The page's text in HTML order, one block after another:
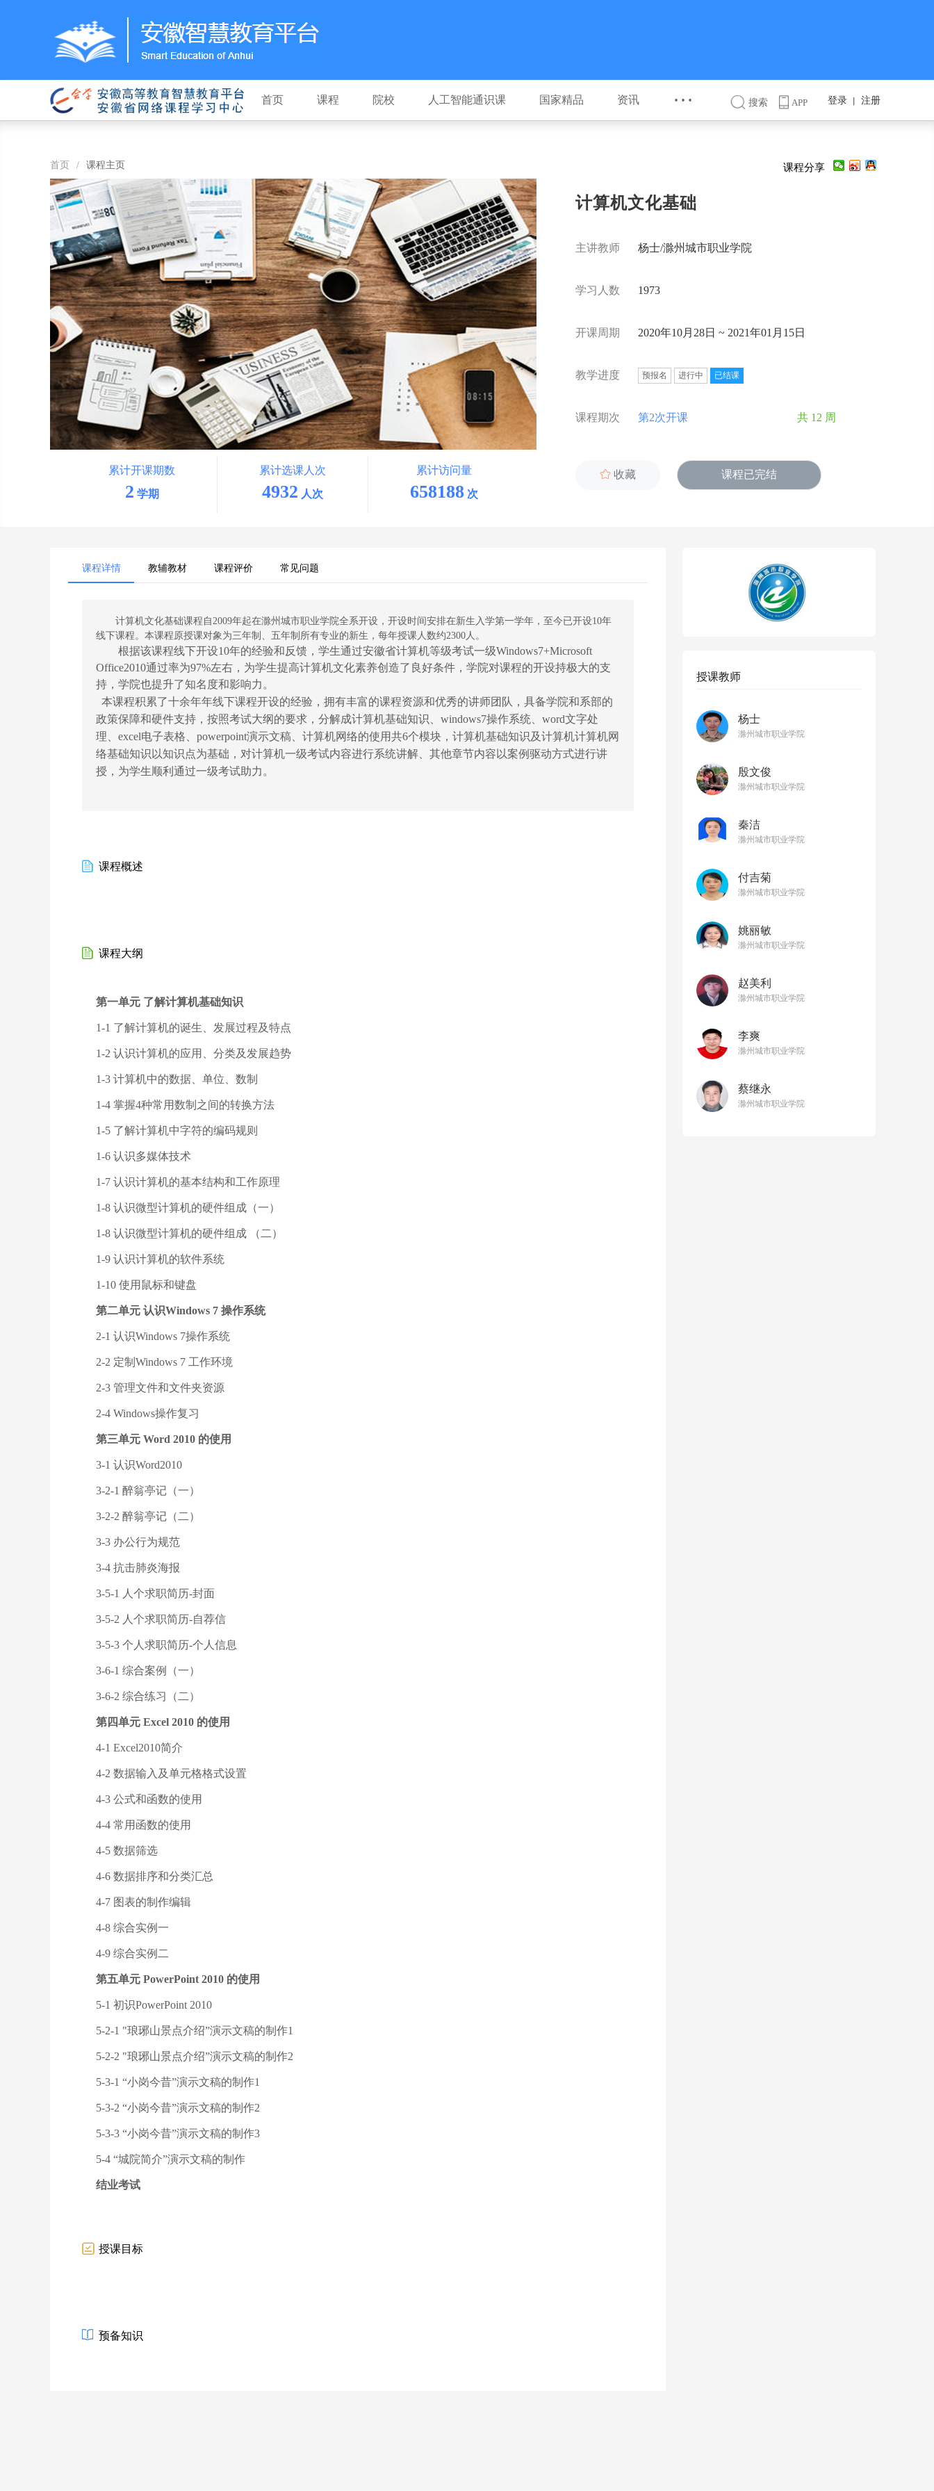
首页 课程 院校 人工智能通识课 国家精品 资讯 ··· 搜索 APP 登录 注册
首页 / 课程主页
累计开课期数
2 学期
累计选课人次
4932 人次
累计访问量
658188 次
课程分享
计算机文化基础
主讲教师 杨士/滁州城市职业学院
学习人数 1973
开课周期 2020年10月28日 ~ 2021年01月15日
教学进度 预报名 进行中 已结课
课程期次 第2次开课 共 12 周
 收藏 课程已完结
课程详情 教辅教材 课程评价 常见问题
计算机文化基础课程自2009年起在滁州城市职业学院全系开设，开设时间安排在新生入学第一学年，至今已开设10年
线下课程。本课程原授课对象为三年制、五年制所有专业的新生，每年授课人数约2300人。
根据该课程线下开设10年的经验和反馈，学生通过安徽省计算机等级考试一级Windows7+Microsoft
Office2010通过率为97%左右，为学生提高计算机文化素养创造了良好条件，学院对课程的开设持极大的支
持，学院也提升了知名度和影响力。
本课程积累了十余年年线下课程开设的经验，拥有丰富的课程资源和优秀的讲师团队，具备学院和系部的
政策保障和硬件支持，按照考试大纲的要求，分解成计算机基础知识、windows7操作系统、word文字处
理、excel电子表格、powerpoint演示文稿、计算机网络的使用共6个模块，计算机基础知识及计算机计算机网
络基础知识以知识点为基础，对计算机一级考试内容进行系统讲解、其他章节内容以案例驱动方式进行讲
授，为学生顺利通过一级考试助力。
课程概述
课程大纲
第一单元 了解计算机基础知识
1-1 了解计算机的诞生、发展过程及特点
1-2 认识计算机的应用、分类及发展趋势
1-3 计算机中的数据、单位、数制
1-4 掌握4种常用数制之间的转换方法
1-5 了解计算机中字符的编码规则
1-6 认识多媒体技术
1-7 认识计算机的基本结构和工作原理
1-8 认识微型计算机的硬件组成（一）
1-8 认识微型计算机的硬件组成 （二）
1-9 认识计算机的软件系统
1-10 使用鼠标和键盘
第二单元 认识Windows 7 操作系统
2-1 认识Windows 7操作系统
2-2 定制Windows 7 工作环境
2-3 管理文件和文件夹资源
2-4 Windows操作复习
第三单元 Word 2010 的使用
3-1 认识Word2010
3-2-1 醉翁亭记（一）
3-2-2 醉翁亭记（二）
3-3 办公行为规范
3-4 抗击肺炎海报
3-5-1 人个求职简历-封面
3-5-2 人个求职简历-自荐信
3-5-3 个人求职简历-个人信息
3-6-1 综合案例（一）
3-6-2 综合练习（二）
第四单元 Excel 2010 的使用
4-1 Excel2010简介
4-2 数据输入及单元格格式设置
4-3 公式和函数的使用
4-4 常用函数的使用
4-5 数据筛选
4-6 数据排序和分类汇总
4-7 图表的制作编辑
4-8 综合实例一
4-9 综合实例二
第五单元 PowerPoint 2010 的使用
5-1 初识PowerPoint 2010
5-2-1 "琅琊山景点介绍”演示文稿的制作1
5-2-2 "琅琊山景点介绍”演示文稿的制作2
5-3-1 “小岗今昔”演示文稿的制作1
5-3-2 “小岗今昔”演示文稿的制作2
5-3-3 “小岗今昔”演示文稿的制作3
5-4 “城院简介”演示文稿的制作
结业考试
授课目标
预备知识
授课教师
杨士
滁州城市职业学院
殷文俊
滁州城市职业学院
秦洁
滁州城市职业学院
付吉菊
滁州城市职业学院
姚丽敏
滁州城市职业学院
赵美利
滁州城市职业学院
李爽
滁州城市职业学院
蔡继永
滁州城市职业学院